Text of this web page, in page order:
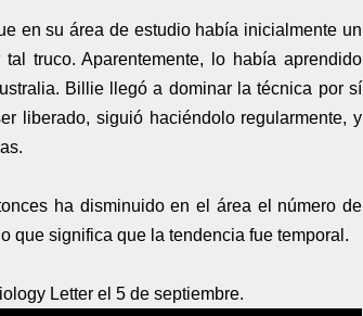
en su área de estudio había inicialmente un
truco. Aparentemente, lo había aprendido
Billie llegó a dominar la técnica por sí
liberado, siguió haciéndolo regularmente, y
ha disminuido en el área el número de
que significa que la tendencia fue temporal.
Letter el 5 de septiembre.